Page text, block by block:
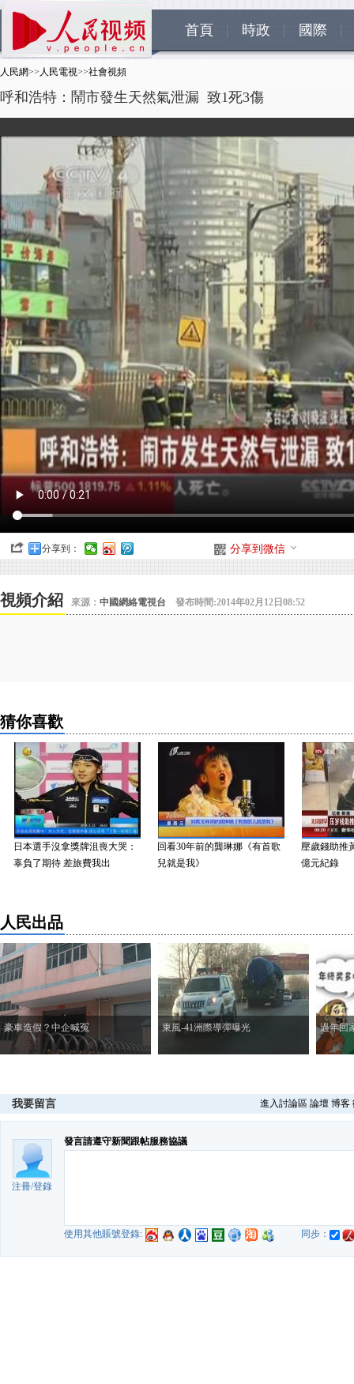
首頁 時政 國際
人民網>> 人民電視>>社會視頻
呼和浩特：鬧市發生天然氣泄漏 致1死3傷
分享到： 分享到微信
視頻介紹 來源： 中國網絡電視台 發布時間:2014年02月12日08:52
猜你喜歡
本選手沒拿獎牌沮喪大哭：
負了期待 差旅費我出
回看30年前的龔琳娜《有首歌
兒就是我》
壓歲錢助推黃
億元紀錄
人民出品
豪車造假？中企喊冤 東風-41洲際導彈曝光 過年回
我要留言 進入討論區 論壇 博客
注冊/登錄
發言請遵守新聞跟帖服務協議
使用其他賬號登錄: 同步：